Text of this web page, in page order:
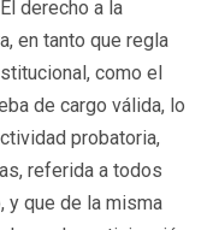
derecho a la
en tanto que regla
como el
de cargo válida, lo
probatoria,
referida a todos
que de la misma